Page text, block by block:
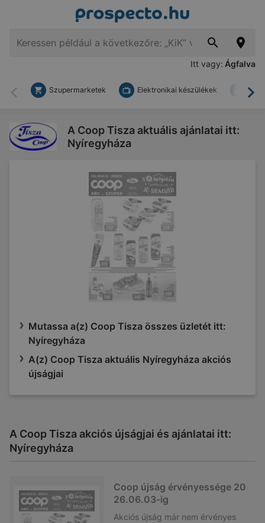
Itt vagy: Ágfalva
Vissza
Szupermarketek Elektronikai készülékek
A Coop Tisza aktuális ajánlatai itt:
Nyíregyháza
Mutassa a(z) Coop Tisza összes üzletét itt:
Nyíregyháza
A(z) Coop Tisza aktuális Nyíregyháza akciós
újságjai
A Coop Tisza akciós újságjai és ajánlatai itt:
Nyíregyháza
Coop újság érvényessége 20
26.06.03-ig
Akciós újság már nem érvényes